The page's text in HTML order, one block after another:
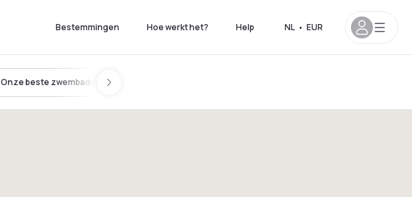
Bestemmingen Hoe werkt het? Help NL • EUR
Onze beste zwembaden